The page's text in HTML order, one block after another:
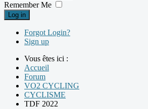
Remember Me
Log in
Forgot Login?
Sign up
Vous êtes ici :
Accueil
Forum
VO2 CYCLING
CYCLISME
TDF 2022